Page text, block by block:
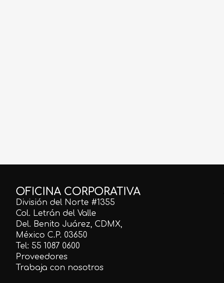
OFICINA CORPORATIVA
División del Norte #1355
Col. Letrán del Valle
Del. Benito Juárez, CDMX,
México C.P. 03650
Tel: 55 1087 0600
Proveedores
Trabaja con nosotros